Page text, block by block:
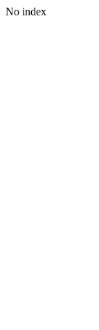
No index